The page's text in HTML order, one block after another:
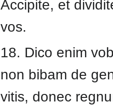
Accipite, et
vos.
18. Dico enim
non bibam de
vitis, donec